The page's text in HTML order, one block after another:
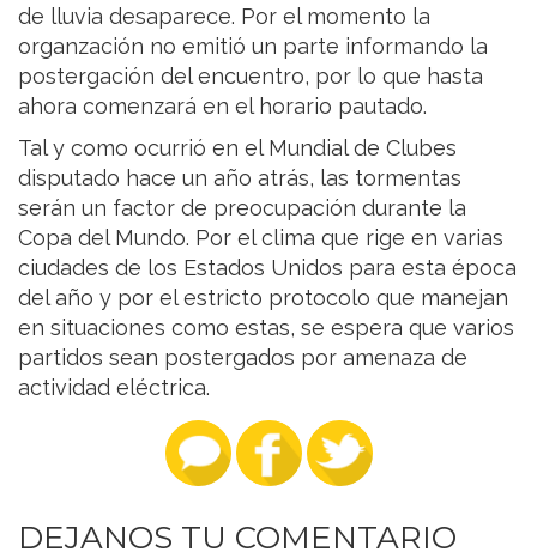
de lluvia desaparece. Por el momento la
organzación no emitió un parte informando la
postergación del encuentro, por lo que hasta
ahora comenzará en el horario pautado.
Tal y como ocurrió en el Mundial de Clubes
disputado hace un año atrás, las tormentas
serán un factor de preocupación durante la
Copa del Mundo. Por el clima que rige en varias
ciudades de los Estados Unidos para esta época
del año y por el estricto protocolo que manejan
en situaciones como estas, se espera que varios
partidos sean postergados por amenaza de
actividad eléctrica.
DEJANOS TU COMENTARIO